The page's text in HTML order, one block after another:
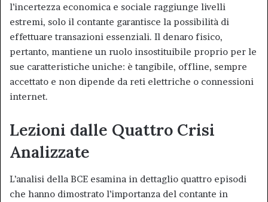
l’incertezza economica e sociale raggiunge livelli
estremi, solo il contante garantisce la possibilità di
effettuare transazioni essenziali. Il denaro fisico,
pertanto, mantiene un ruolo insostituibile proprio per le
sue caratteristiche uniche: è tangibile, offline, sempre
accettato e non dipende da reti elettriche o connessioni
internet.
Lezioni dalle Quattro Crisi
Analizzate
L’analisi della BCE esamina in dettaglio quattro episodi
che hanno dimostrato l’importanza del contante in